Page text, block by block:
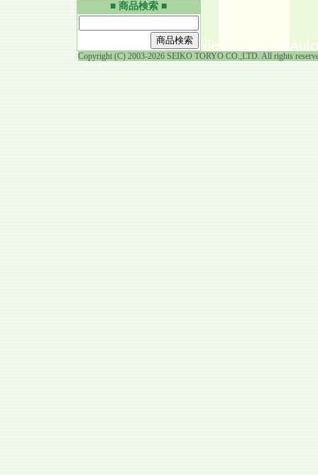
■ 商品検索 ■
Copyright (C) 2003-2026 SEIKO TORYO CO.,LTD. All rights